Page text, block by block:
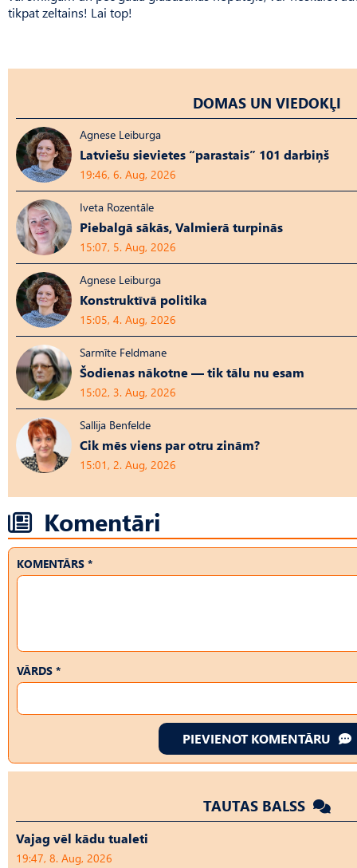
tikpat zeltains! Lai top!
DOMAS UN VIEDOKĻI
Agnese Leiburga
Latviešu sievietes “parastais” 101 darbiņš
19:46, 6. Aug, 2026
Iveta Rozentāle
Piebalgā sākās, Valmierā turpinās
15:07, 5. Aug, 2026
Agnese Leiburga
Konstruktīvā politika
15:05, 4. Aug, 2026
Sarmīte Feldmane
Šodienas nākotne — tik tālu nu esam
15:02, 3. Aug, 2026
Sallija Benfelde
Cik mēs viens par otru zinām?
15:01, 2. Aug, 2026
Komentāri
KOMENTĀRS *
VĀRDS *
PIEVIENOT KOMENTĀRU
TAUTAS BALSS
Vajag vēl kādu tualeti
19:47, 8. Aug, 2026